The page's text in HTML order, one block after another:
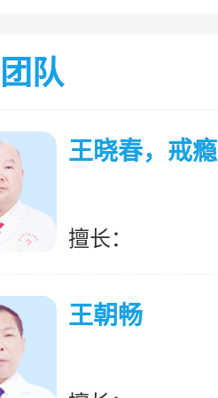
队
王晓春，戒
擅长：
王朝畅